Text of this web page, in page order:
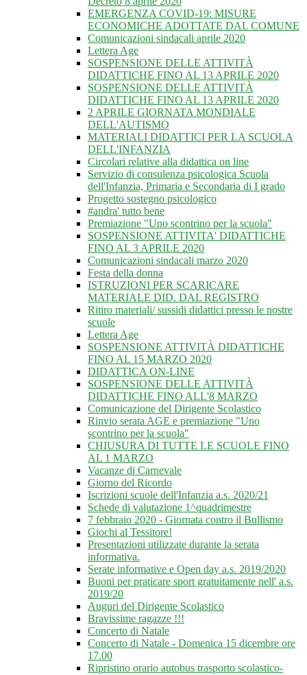
EMERGENZA COVID-19: MISURE
ECONOMICHE ADOTTATE DAL COMUNE
Comunicazioni sindacali aprile 2020
Lettera Age
SOSPENSIONE DELLE ATTIVITÀ
DIDATTICHE FINO AL 13 APRILE 2020
SOSPENSIONE DELLE ATTIVITÀ
DIDATTICHE FINO AL 13 APRILE 2020
2 APRILE GIORNATA MONDIALE
DELL'AUTISMO
MATERIALI DIDATTICI PER LA SCUOLA
DELL'INFANZIA
Circolari relative alla didattica on line
Servizio di consulenza psicologica Scuola
dell'Infanzia, Primaria e Secondaria di I grado
Progetto sostegno psicologico
#andra' tutto bene
Premiazione "Uno scontrino per la scuola"
SOSPENSIONE ATTIVITA' DIDATTICHE
FINO AL 3 APRILE 2020
Comunicazioni sindacali marzo 2020
Festa della donna
ISTRUZIONI PER SCARICARE
MATERIALE DID. DAL REGISTRO
Ritiro materiali/ sussidi didattici presso le nostre
scuole
Lettera Age
SOSPENSIONE ATTIVITÀ DIDATTICHE
FINO AL 15 MARZO 2020
DIDATTICA ON-LINE
SOSPENSIONE DELLE ATTIVITÀ
DIDATTICHE FINO ALL'8 MARZO
Comunicazione del Dirigente Scolastico
Rinvio serata AGE e premiazione "Uno
scontrino per la scuola"
CHIUSURA DI TUTTE LE SCUOLE FINO
AL 1 MARZO
Vacanze di Carnevale
Giorno del Ricordo
Iscrizioni scuole dell'Infanzia a.s. 2020/21
Schede di valutazione 1^quadrimestre
7 febbraio 2020 - Giornata contro il Bullismo
Giochi al Tessitore!
Presentazioni utilizzate durante la serata
informativa.
Serate informative e Open day a.s. 2019/2020
Buoni per praticare sport gratuitamente nell' a.s.
2019/20
Auguri del Dirigente Scolastico
Bravissime ragazze !!!
Concerto di Natale
Concerto di Natale - Domenica 15 dicembre ore
17.00
Ripristino orario autobus trasporto scolastico-